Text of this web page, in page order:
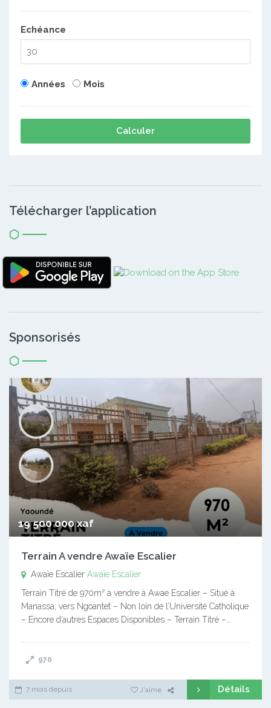
Echéance
Années Mois
Calculer
Télécharger l’application
Sponsorisés
19 500 000 xaf
Terrain A vendre Awaïe Escalier
Awaïe Escalier Awaïe Escalier
Terrain Titré de 970m² à vendre à Awae Escalier – Situé à
Manassa, vers Ngoantet – Non loin de l’Université Catholique
– Encore d’autres Espaces Disponibles – Terrain Titré –…
970
7 mois depuis J'aime Détails